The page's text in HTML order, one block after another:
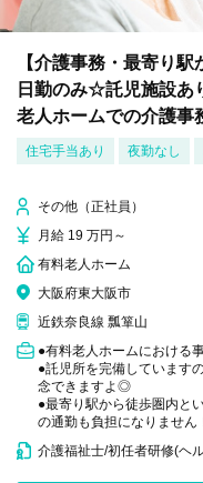
【介護事務・最寄り
日勤のみ☆託児施設あ
老人ホームでの介護事
住宅手当あり 夜勤なし
その他（正社員）
月給 19 万円～
有料老人ホーム
大阪府東大阪市
近鉄奈良線 瓢箪山
●有料老人ホームにおける
●託児所を完備しています
念できますよ◎
●最寄り駅から徒歩圏内と
の通勤も負担になりません
介護福祉士/初任者研修(ヘ